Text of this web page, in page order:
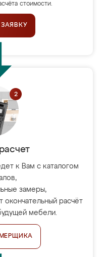
стоимости.
к Вам с каталогом
замеры,
окончательный расчёт
мебели.